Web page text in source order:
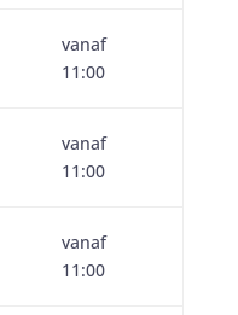
vanaf
11:00
vanaf
11:00
vanaf
11:00